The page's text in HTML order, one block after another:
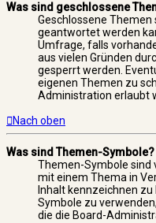
Was sind geschlossene
Geschlossene
geantwortet werden
Umfrage, falls
aus vielen Gründen
gesperrt werden.
eigenen Themen zu
Administration erlaubt
Nach oben
Was sind Themen-Symbole?
Themen-Symbole sind
mit einem Thema in
Inhalt kennzeichnen
Symbole zu
die die Board-